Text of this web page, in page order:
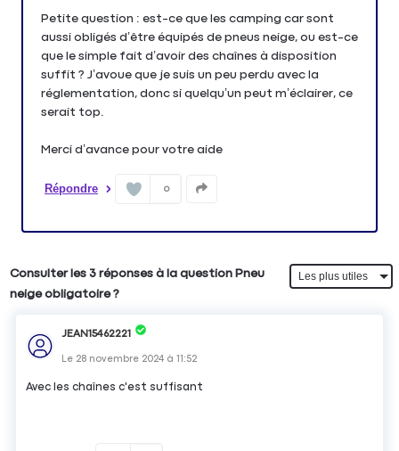
Petite question : est-ce que les camping car sont
aussi obligés d’être équipés de pneus neige, ou est-ce
que le simple fait d’avoir des chaînes à disposition
suffit ? J’avoue que je suis un peu perdu avec la
réglementation, donc si quelqu’un peut m’éclairer, ce
serait top.
Merci d’avance pour votre aide
Répondre 0
Consulter les 3 réponses à la question Pneu
neige obligatoire ?
JEAN15462221
Le 28 novembre 2024 à11:52
Avec les chaînes c'est suffisant